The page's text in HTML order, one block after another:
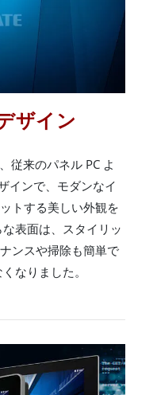
ザイン
従来のパネル PC よ
インで、モダンなイ
トする美しい外観を
表面は、スタイリッ
ンスや掃除も簡単で
なりました。